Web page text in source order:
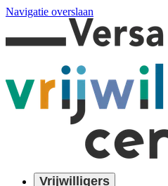
Navigatie overslaan
Vrijwilligers